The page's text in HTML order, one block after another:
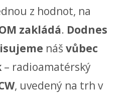
z hodnot, na
zakládá. Dodnes
náš vůbec
– radioamatérský
, uvedený na trh v